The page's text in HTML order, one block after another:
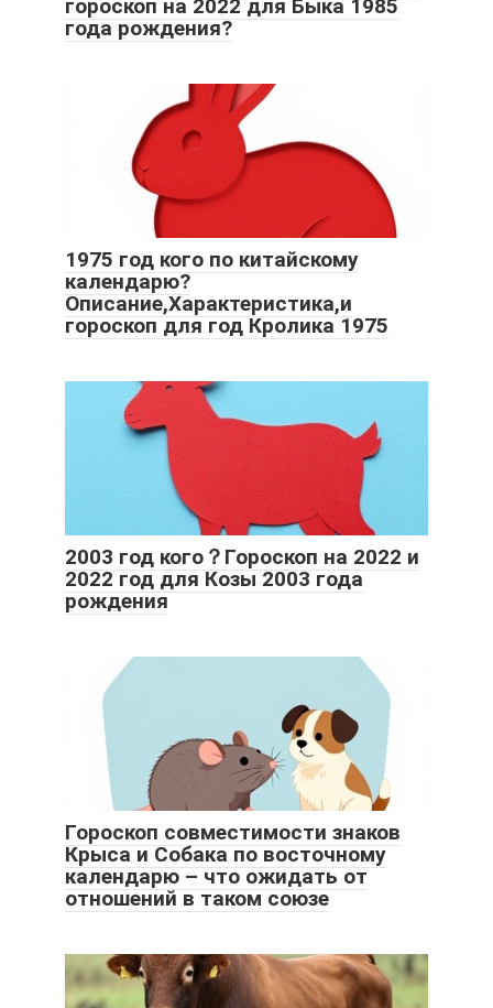
гороскоп на 2022 для Быка 1985
года рождения?
1975 год кого по китайскому
календарю?
Описание,Характеристика,и
гороскоп для год Кролика 1975
2003 год кого？Гороскоп на 2022 и
2022 год для Козы 2003 года
рождения
Гороскоп совместимости знаков
Крыса и Собака по восточному
календарю – что ожидать от
отношений в таком союзе